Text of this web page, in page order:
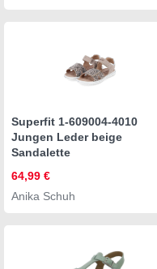
Superfit 1-609004-4010
Jungen Leder beige
Sandalette
64,99 €
Anika Schuh